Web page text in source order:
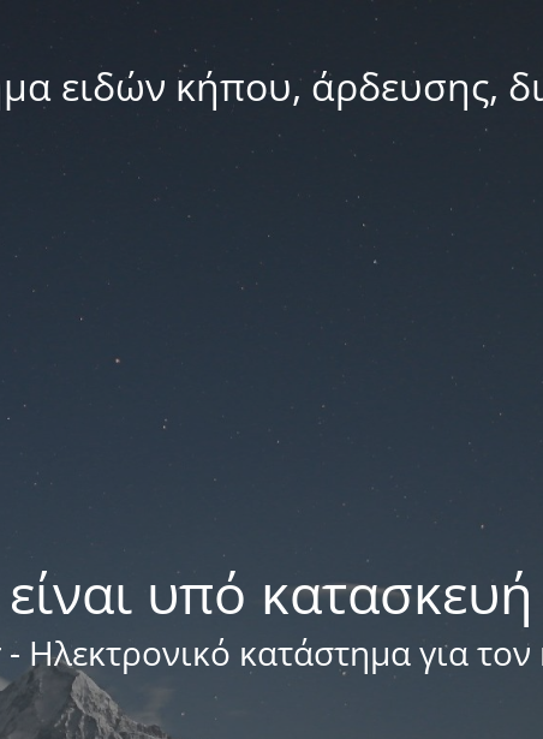
ειδών κήπου, άρδευσης,
υπό κατασκευή
Ηλεκτρονικό κατάστημα για